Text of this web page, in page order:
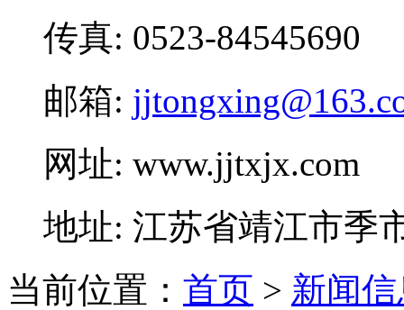
传真: 0523-84545690
邮箱:
网址: www.jjtxjx.com
地址: 江苏省靖江市季
当前位置： 首页 > 新闻